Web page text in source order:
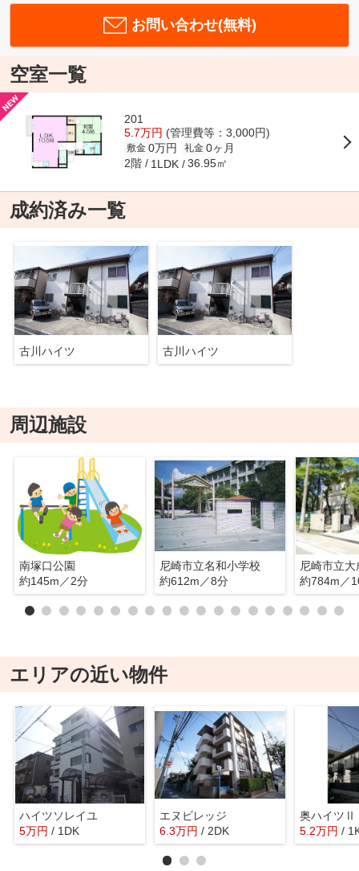
お問い合わせ(無料)
空室一覧
201
5.7万円 (管理費等：3,000円)
敷金 0万円 礼金 0ヶ月
2階 1LDK 36.95㎡
成約済み一覧
古川ハイツ 古川ハイツ
周辺施設
南塚口公園
約145m／2分
尼崎市立名和小学校
約612m／8分
尼崎市立大
約784m／
エリアの近い物件
ハイツソレイユ
5万円 / 1DK
エヌビレッジ
6.3万円 / 2DK
奥ハイツⅡ
5.2万円 /